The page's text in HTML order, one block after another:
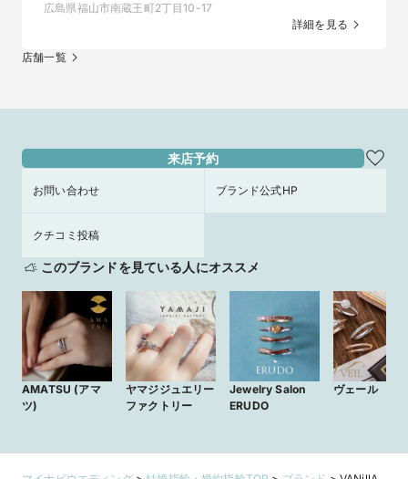
友人や親族の方からのご紹介来店が多いから安心して相談でき
広島県福山市南蔵王町2丁目10-17
詳細を見る
店舗一覧
来店予約
お問い合わせ ブランド公式HP
クチコミ投稿
このブランドを見ている人にオススメ
AMATSU (アマ
ツ)
ヤマジジュエリー
ファクトリー
Jewelry Salon
ERUDO
ヴェール